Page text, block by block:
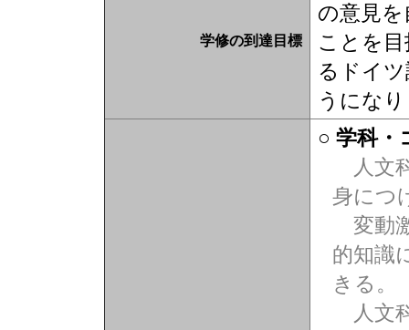
学修の到達目標
の意見
ことを
るドイ
うにな
○ 学科・
人文
身につ
変動
的知識
きる。
人文